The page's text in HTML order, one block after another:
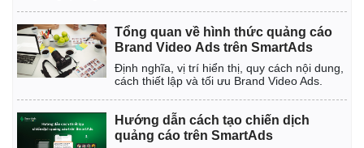
Tổng quan về hình thức quảng cáo
Brand Video Ads trên SmartAds
Định nghĩa, vị trí hiển thị, quy cách nội dung,
cách thiết lập và tối ưu Brand Video Ads.
Hướng dẫn cách tạo chiến dịch
quảng cáo trên SmartAds